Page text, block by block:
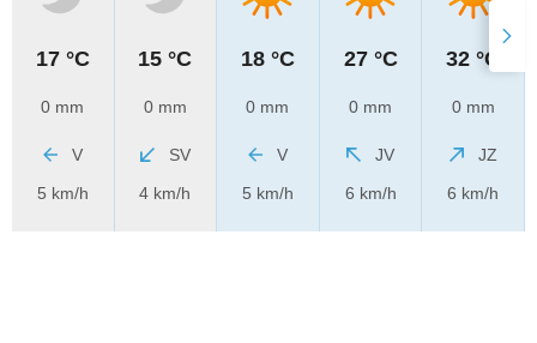
17 °C
0 mm
V
5 km/h
15 °C
0 mm
SV
4 km/h
18 °C
0 mm
V
5 km/h
27 °C
0 mm
JV
6 km/h
32 °C
0 mm
JZ
6 km/h